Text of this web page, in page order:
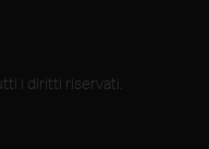
i diritti riservati.